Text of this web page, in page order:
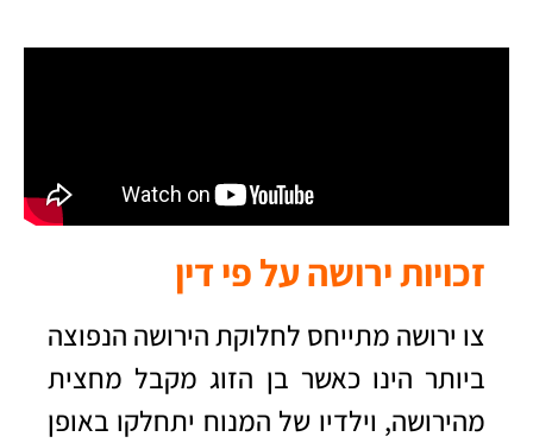
זכויות ירושה על פי דין
צו ירושה מתייחס לחלוקת הירושה הנפוצה
ביותר הינו כאשר בן הזוג מקבל מחצית
מהירושה, וילדיו של המנוח יתחלקו באופן